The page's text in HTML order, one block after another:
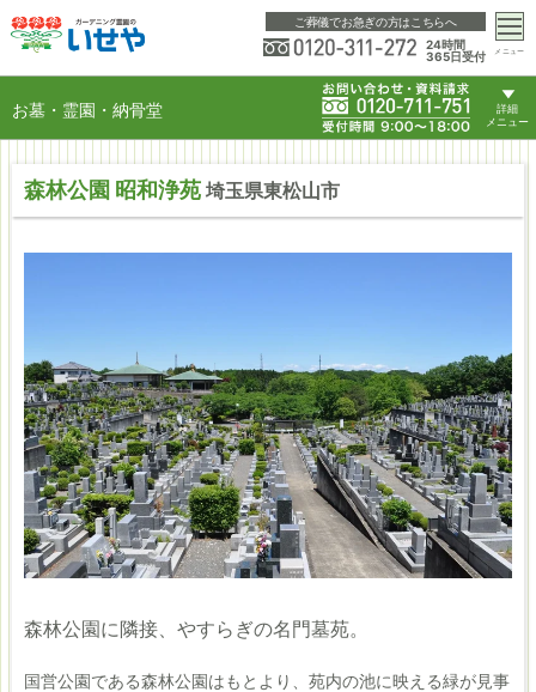
ご葬儀でお急ぎの方はこちらへ
24時間
365日受付
メニュー
お墓・霊園・納骨堂 詳細
メニュー
森林公園 昭和浄苑 埼玉県東松山市
森林公園に隣接、やすらぎの名門墓苑。
国営公園である森林公園はもとより、苑内の池に映える緑が見事